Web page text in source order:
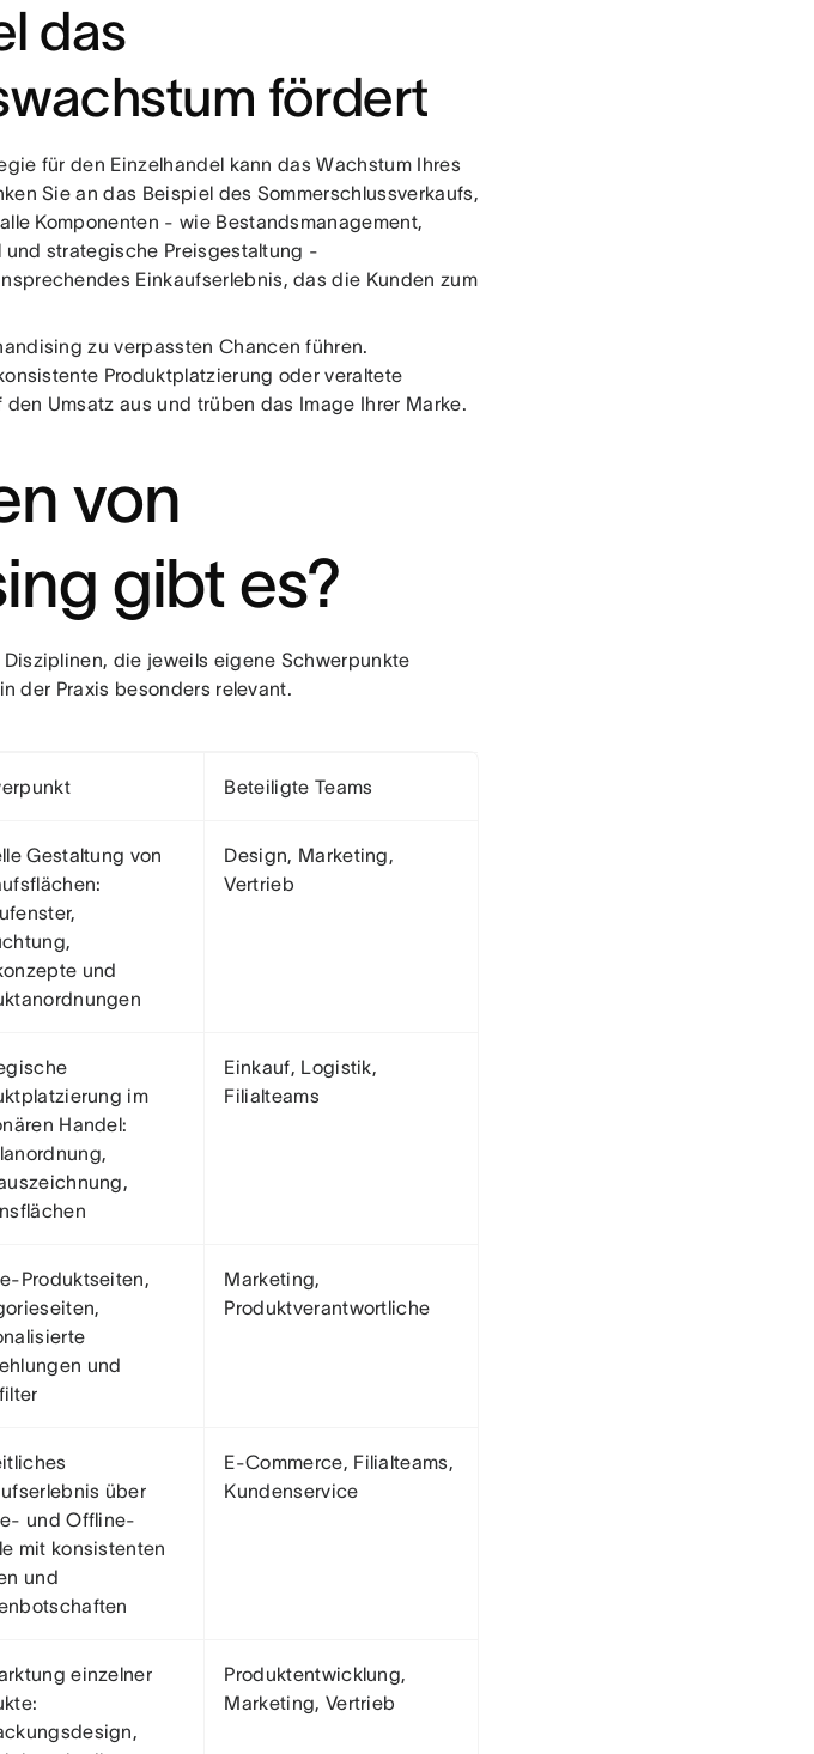
das
fördert
für den Einzelhandel kann das Wachstum Ihres
Sie an das Beispiel des Sommerschlussverkaufs,
Komponenten - wie Bestandsmanagement,
strategische Preisgestaltung -
Einkaufserlebnis, das die Kunden zum
zu verpassten Chancen führen.
Produktplatzierung oder veraltete
Umsatz aus und trüben das Image Ihrer Marke.
von
gibt es?
die jeweils eigene Schwerpunkte
der Praxis besonders relevant.
Beteiligte Teams
Gestaltung von
und
Design, Marketing,
Vertrieb
im
Handel:
Einkauf, Logistik,
Filialteams
Produktseiten,
und
Marketing,
Produktverantwortliche
über
und Offline-
mit konsistenten
und
E-Commerce, Filialteams,
Kundenservice
einzelner
Produktentwicklung,
Marketing, Vertrieb